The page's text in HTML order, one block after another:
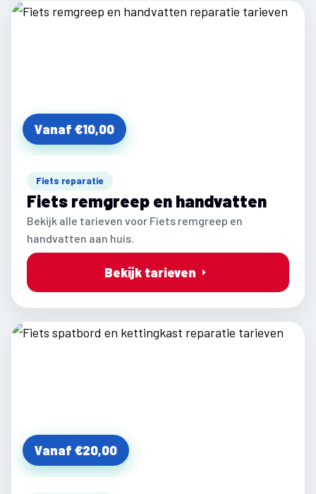
Vanaf €10,00
Fiets reparatie
Fiets remgreep en handvatten
Bekijk alle tarieven voor Fiets remgreep en
handvatten aan huis.
Bekijk tarieven
Vanaf €20,00